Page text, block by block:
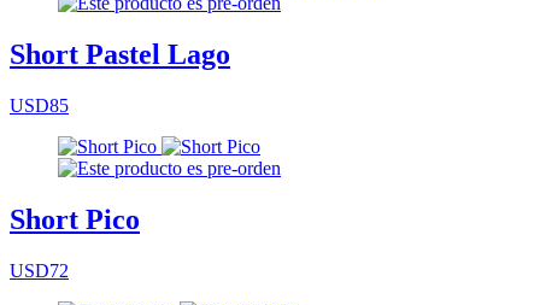
Short Pastel Lago
USD85
Short Pico
USD72